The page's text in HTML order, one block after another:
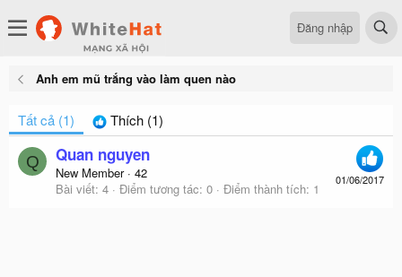
Đăng nhập
Anh em mũ trắng vào làm quen nào
Tất cả (1) Thích (1)
Q
01/06/2017
Quan nguyen
New Member · 42
Bài viết 4 Điểm tương tác 0 Điểm thành tích 1